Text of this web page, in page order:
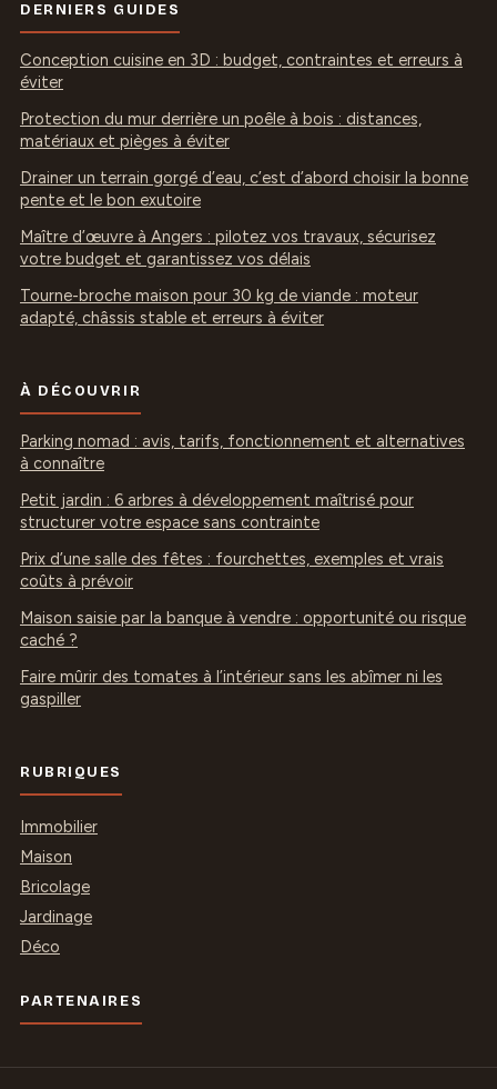
DERNIERS GUIDES
Conception cuisine en 3D : budget, contraintes et erreurs à
éviter
Protection du mur derrière un poêle à bois : distances,
matériaux et pièges à éviter
Drainer un terrain gorgé d’eau, c’est d’abord choisir la bonne
pente et le bon exutoire
Maître d’œuvre à Angers : pilotez vos travaux, sécurisez
votre budget et garantissez vos délais
Tourne-broche maison pour 30 kg de viande : moteur
adapté, châssis stable et erreurs à éviter
À DÉCOUVRIR
Parking nomad : avis, tarifs, fonctionnement et alternatives
à connaître
Petit jardin : 6 arbres à développement maîtrisé pour
structurer votre espace sans contrainte
Prix d’une salle des fêtes : fourchettes, exemples et vrais
coûts à prévoir
Maison saisie par la banque à vendre : opportunité ou risque
caché ?
Faire mûrir des tomates à l’intérieur sans les abîmer ni les
gaspiller
RUBRIQUES
Immobilier
Maison
Bricolage
Jardinage
Déco
PARTENAIRES